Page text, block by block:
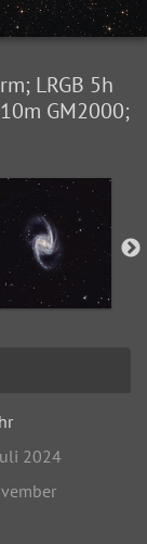
LRGB 5h
GM2000;
2024